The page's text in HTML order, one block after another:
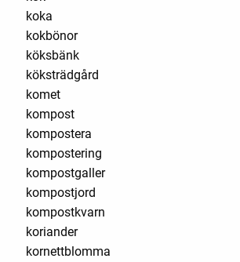
koka
kokbönor
köksbänk
köksträdgård
komet
kompost
kompostera
kompostering
kompostgaller
kompostjord
kompostkvarn
koriander
kornettblomma